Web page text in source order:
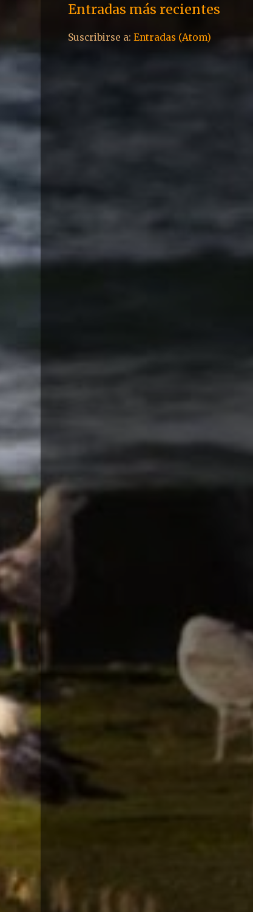
Entradas más recientes
Suscribirse a: Entradas (Atom)